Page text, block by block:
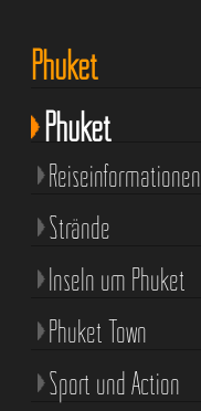
Phuket
Phuket
Reiseinformationen
Strände
Inseln um Phuket
Phuket Town
Sport und Action